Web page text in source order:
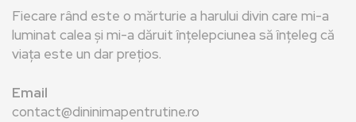
Fiecare rând este o mărturie a harului divin care mi-a
luminat calea și mi-a dăruit înțelepciunea să înțeleg că
viața este un dar prețios.
Email
contact@dininimapentrutine.ro